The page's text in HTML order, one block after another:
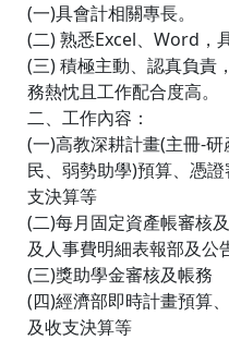
(一)具會計相關專長。
(二) 熟悉Excel、Word，
(三) 積極主動、認真負責
務熱忱且工作配合度高。
二、工作內容：
(一)高教深耕計畫(主冊-
民、弱勢助學)預算、憑
支決算等
(二)每月固定資產帳審核
及人事費明細表報部及公
(三)獎助學金審核及帳務
(四)經濟部即時計畫預算
及收支決算等